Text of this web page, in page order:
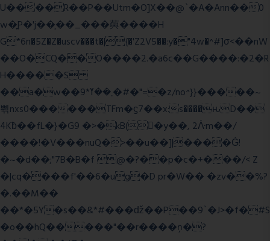
U����R��P��Utm�O]X��@`�A�Ann��0
w�͍P�'j��֛��_���䕟����H
G*6n�5Z�Z�uscv���t�|{�'Z2V5��:y�"4w�^#]σ<��nW
��O�CQ��O����2.�a6c��G����:�2�R
H�����S
��a�w��9*܂��ߌ�#�"=�z/no^}}�����~
쀢nxs0������TFm�ϛ7��x:s����ԋD��
4Kƀ��fL�}�G9 �>�kB(�ِy��, 2ᐿm��/
����!�V���nuQ�>��u��]|����Ġ!
�~�d��;"7B�B�f @�?��p�c�+���/< Z
�|cq����f'��6�ug�D pr�W�� �zv��%?
�.��M��
��*�5Y�s��&*#���ǆ��P��9`�J>�f�#S
�o��hQ�����"��r����ņ�?